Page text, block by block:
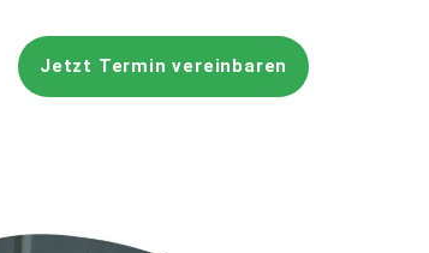
Jetzt Termin vereinbaren